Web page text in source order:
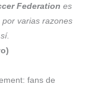
Federation es
varias razones
fans de